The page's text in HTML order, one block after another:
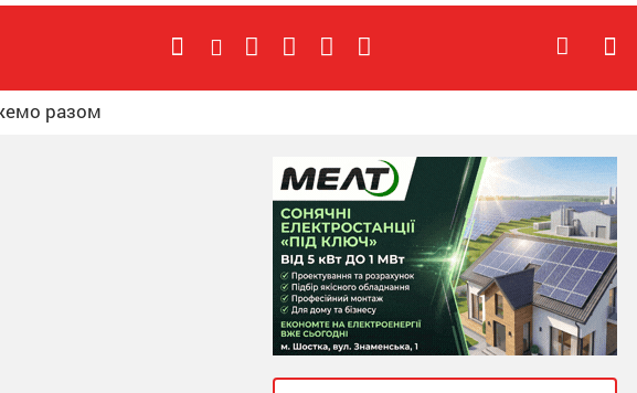
разом